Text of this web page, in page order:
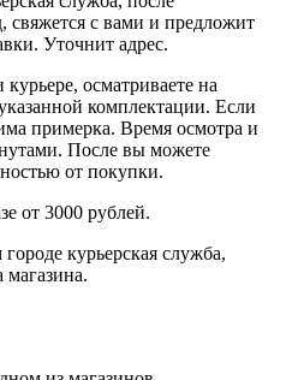
свяжется с вами и предложит
Уточнит адрес.
осматриваете на
комплектации. Если
примерка. Время осмотра и
После вы можете
от покупки.
от 3000 рублей.
курьерская служба,
магазина.